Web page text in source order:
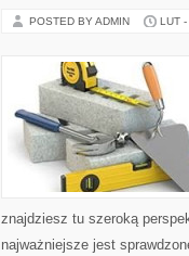
POSTED BY ADMIN LUT
znajdziesz tu szeroką
najważniejsze jest